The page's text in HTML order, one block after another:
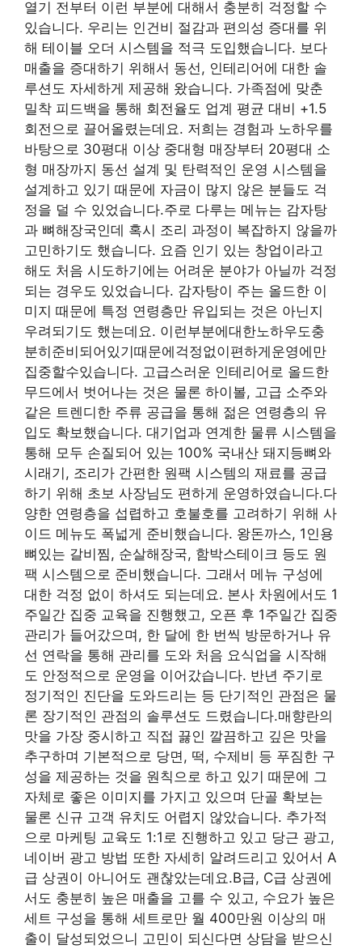
열기 전부터 이런 부분에 대해서 충분히 걱정할 수
있습니다. 우리는 인건비 절감과 편의성 증대를 위
해 테이블 오더 시스템을 적극 도입했습니다. 보다
매출을 증대하기 위해서 동선, 인테리어에 대한 솔
루션도 자세하게 제공해 왔습니다. 가족점에 맞춘
밀착 피드백을 통해 회전율도 업계 평균 대비 +1.5
회전으로 끌어올렸는데요. 저희는 경험과 노하우를
바탕으로 30평대 이상 중대형 매장부터 20평대 소
형 매장까지 동선 설계 및 탄력적인 운영 시스템을
설계하고 있기 때문에 자금이 많지 않은 분들도 걱
정을 덜 수 있었습니다.주로 다루는 메뉴는 감자탕
과 뼈해장국인데 혹시 조리 과정이 복잡하지 않을까
고민하기도 했습니다. 요즘 인기 있는 창업이라고
해도 처음 시도하기에는 어려운 분야가 아닐까 걱정
되는 경우도 있었습니다. 감자탕이 주는 올드한 이
미지 때문에 특정 연령층만 유입되는 것은 아닌지
우려되기도 했는데요. 이런부분에대한노하우도충
분히준비되어있기때문에걱정없이편하게운영에만
집중할수있습니다. 고급스러운 인테리어로 올드한
무드에서 벗어나는 것은 물론 하이볼, 고급 소주와
같은 트렌디한 주류 공급을 통해 젊은 연령층의 유
입도 확보했습니다. 대기업과 연계한 물류 시스템을
통해 모두 손질되어 있는 100% 국내산 돼지등뼈와
시래기, 조리가 간편한 원팩 시스템의 재료를 공급
하기 위해 초보 사장님도 편하게 운영하였습니다.다
양한 연령층을 섭렵하고 호불호를 고려하기 위해 사
이드 메뉴도 폭넓게 준비했습니다. 왕돈까스, 1인용
뼈있는 갈비찜, 순살해장국, 함박스테이크 등도 원
팩 시스템으로 준비했습니다. 그래서 메뉴 구성에
대한 걱정 없이 하셔도 되는데요. 본사 차원에서도 1
주일간 집중 교육을 진행했고, 오픈 후 1주일간 집중
관리가 들어갔으며, 한 달에 한 번씩 방문하거나 유
선 연락을 통해 관리를 도와 처음 요식업을 시작해
도 안정적으로 운영을 이어갔습니다. 반년 주기로
정기적인 진단을 도와드리는 등 단기적인 관점은 물
론 장기적인 관점의 솔루션도 드렸습니다.매향란의
맛을 가장 중시하고 직접 끓인 깔끔하고 깊은 맛을
추구하며 기본적으로 당면, 떡, 수제비 등 푸짐한 구
성을 제공하는 것을 원칙으로 하고 있기 때문에 그
자체로 좋은 이미지를 가지고 있으며 단골 확보는
물론 신규 고객 유치도 어렵지 않았습니다. 추가적
으로 마케팅 교육도 1:1로 진행하고 있고 당근 광고,
네이버 광고 방법 또한 자세히 알려드리고 있어서 A
급 상권이 아니어도 괜찮았는데요.B급, C급 상권에
서도 충분히 높은 매출을 고를 수 있고, 수요가 높은
세트 구성을 통해 세트로만 월 400만원 이상의 매
출이 달성되었으니 고민이 되신다면 상담을 받으신